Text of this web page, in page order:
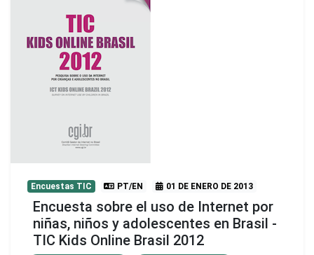
Encuestas TIC PT/EN 01 DE ENERO DE 2013
Encuesta sobre el uso de Internet por
niñas, niños y adolescentes en Brasil -
TIC Kids Online Brasil 2012